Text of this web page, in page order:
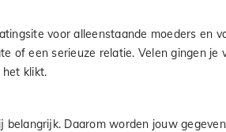
voor alleenstaande moeders en
of een serieuze relatie. Velen gingen je
klikt.
belangrijk. Daarom worden jouw